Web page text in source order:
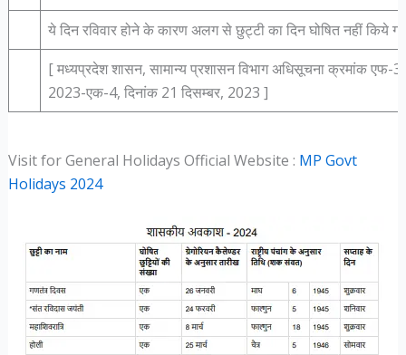
ये दिन रविवार होने के कारण अलग से छुट्टी का दिन घोषित नहीं किये
[ मध्‍यप्रदेश शासन, सामान्‍य प्रशासन विभाग अधिसूचना क्रमांक एफ-
2023-एक-4, दिनांक 21 दिसम्‍बर, 2023 ]
Visit for General Holidays Official Website : MP Govt
Holidays 2024